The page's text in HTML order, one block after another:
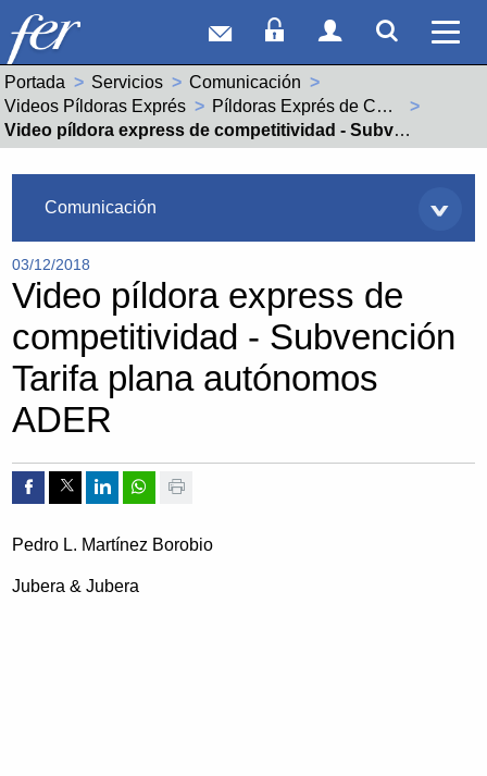
Correo webAcceso Socios
Acceso
Portada Servicios
Comunicación
Videos Píldoras Exprés
Píldoras Exprés de Competitividad y Tecnología
Actual:
Video píldora express de competitividad - Subvención Tarifa plana autónomos ADER
Comunicación
03/12/2018
Video píldora express de
competitividad - Subvención
Tarifa plana autónomos
ADER
Compartir por Facebook
Compartir por Twitter
Compartir por Linkedin
Compartir por whatsapp
Imprimir
Pedro L. Martínez Borobio
Jubera & Jubera